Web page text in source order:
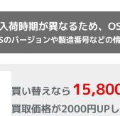
荷時期が異なるため、
のバージョンや製造番号などの
買い替えなら
買取価格が2000円UPし
その他